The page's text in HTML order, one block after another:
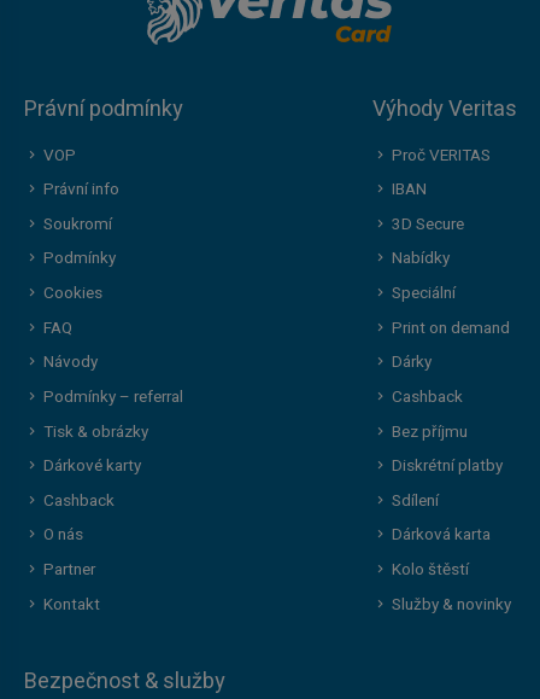
Právní podmínky
VOP
Právní info
Soukromí
Podmínky
Cookies
FAQ
Návody
Podmínky – referral
Tisk & obrázky
Dárkové karty
Cashback
O nás
Partner
Kontakt
Výhody Veritas
Proč VERITAS
IBAN
3D Secure
Nabídky
Speciální
Print on demand
Dárky
Cashback
Bez příjmu
Diskrétní platby
Sdílení
Dárková karta
Kolo štěstí
Služby & novinky
Bezpečnost & služby